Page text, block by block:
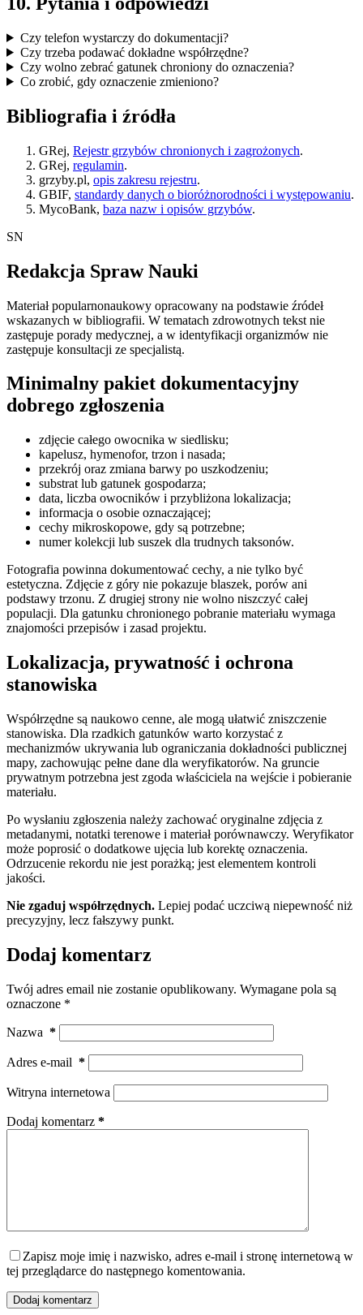
Czy telefon wystarczy do dokumentacji?
Czy trzeba podawać dokładne współrzędne?
Czy wolno zebrać gatunek chroniony do oznaczenia?
Co zrobić, gdy oznaczenie zmieniono?
Bibliografia i źródła
GRej, Rejestr grzybów chronionych i zagrożonych.
GRej, regulamin.
grzyby.pl, opis zakresu rejestru.
GBIF, standardy danych o bioróżnorodności i występowaniu.
MycoBank, baza nazw i opisów grzybów.
SN
Redakcja Spraw Nauki
Materiał popularnonaukowy opracowany na podstawie źródeł
wskazanych w bibliografii. W tematach zdrowotnych tekst nie
zastępuje porady medycznej, a w identyfikacji organizmów nie
zastępuje konsultacji ze specjalistą.
Minimalny pakiet dokumentacyjny
dobrego zgłoszenia
zdjęcie całego owocnika w siedlisku;
kapelusz, hymenofor, trzon i nasada;
przekrój oraz zmiana barwy po uszkodzeniu;
substrat lub gatunek gospodarza;
data, liczba owocników i przybliżona lokalizacja;
informacja o osobie oznaczającej;
cechy mikroskopowe, gdy są potrzebne;
numer kolekcji lub suszek dla trudnych taksonów.
Fotografia powinna dokumentować cechy, a nie tylko być
estetyczna. Zdjęcie z góry nie pokazuje blaszek, porów ani
podstawy trzonu. Z drugiej strony nie wolno niszczyć całej
populacji. Dla gatunku chronionego pobranie materiału wymaga
znajomości przepisów i zasad projektu.
Lokalizacja, prywatność i ochrona
stanowiska
Współrzędne są naukowo cenne, ale mogą ułatwić zniszczenie
stanowiska. Dla rzadkich gatunków warto korzystać z
mechanizmów ukrywania lub ograniczania dokładności publicznej
mapy, zachowując pełne dane dla weryfikatorów. Na gruncie
prywatnym potrzebna jest zgoda właściciela na wejście i pobieranie
materiału.
Po wysłaniu zgłoszenia należy zachować oryginalne zdjęcia z
metadanymi, notatki terenowe i materiał porównawczy. Weryfikator
może poprosić o dodatkowe ujęcia lub korektę oznaczenia.
Odrzucenie rekordu nie jest porażką; jest elementem kontroli
jakości.
Nie zgaduj współrzędnych. Lepiej podać uczciwą niepewność niż
precyzyjny, lecz fałszywy punkt.
Dodaj komentarz
Twój adres email nie zostanie opublikowany. Wymagane pola są
oznaczone *
Nazwa *
Adres e-mail *
Witryna internetowa
Dodaj komentarz *
Zapisz moje imię i nazwisko, adres e-mail i stronę internetową w
tej przeglądarce do następnego komentowania.
Dodaj komentarz